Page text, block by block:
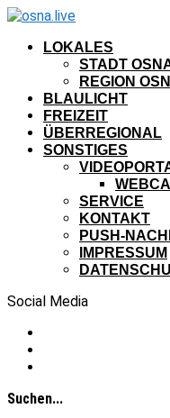
LOKALES
STADT
REGION
BLAULICHT
FREIZEIT
ÜBERREGIONAL
SONSTIGES
SERVICE
KONTAKT
PUSH-
IMPRESSUM
Social Media
Suchen...